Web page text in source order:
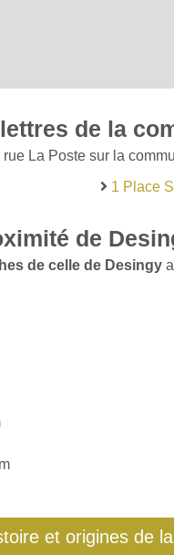
de la
La Poste sur la
1 Place
de
de celle de Desingy
et origines de